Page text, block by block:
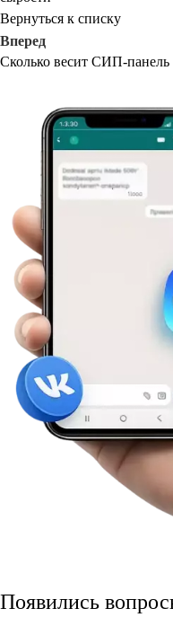
Вернуться к списку
Вперед
Сколько весит СИП-панель
Появились